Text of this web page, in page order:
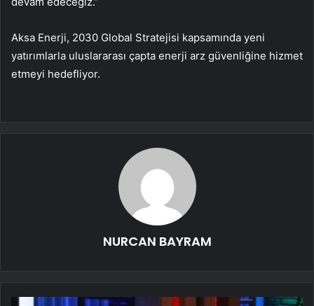
Aksa Enerji, 2030 Global Stratejisi kapsamında yeni
yatırımlarla uluslararası çapta enerji arz güvenliğine hizmet
etmeyi hedefliyor.
NURCAN BAYRAM